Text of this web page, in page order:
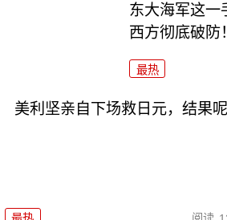
东大海军这一
西方彻底破防！
最热
美利坚亲自下场救日元，结果